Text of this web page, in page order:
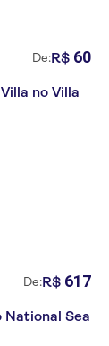
De:R$ 60
no Villa
De:R$ 617
Sea